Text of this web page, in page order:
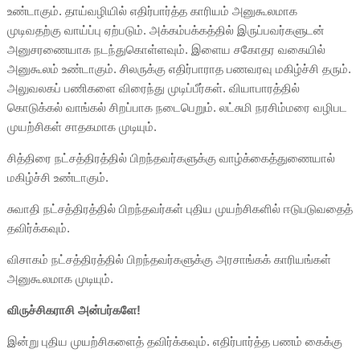
உண்டாகும். தாய்வழியில் எதிர்பார்த்த காரியம் அனுகூலமாக
முடிவதற்கு வாய்ப்பு ஏற்படும். அக்கம்பக்கத்தில் இருப்பவர்களுடன்
அனுசரணையாக நடந்துகொள்ளவும். இளைய சகோதர வகையில்
அனுகூலம் உண்டாகும். சிலருக்கு எதிர்பாராத பணவரவு மகிழ்ச்சி தரும்.
அலுவலகப் பணிகளை விரைந்து முடிப்பீர்கள். வியாபாரத்தில்
கொடுக்கல் வாங்கல் சிறப்பாக நடைபெறும். லட்சுமி நரசிம்மரை வழிபட
முயற்சிகள் சாதகமாக முடியும்.
சித்திரை நட்சத்திரத்தில் பிறந்தவர்களுக்கு வாழ்க்கைத்துணையால்
மகிழ்ச்சி உண்டாகும்.
சுவாதி நட்சத்திரத்தில் பிறந்தவர்கள் புதிய முயற்சிகளில் ஈடுபடுவதைத்
தவிர்க்கவும்.
விசாகம் நட்சத்திரத்தில் பிறந்தவர்களுக்கு அரசாங்கக் காரியங்கள்
அனுகூலமாக முடியும்.
விருச்சிகராசி அன்பர்களே!
இன்று புதிய முயற்சிகளைத் தவிர்க்கவும். எதிர்பார்த்த பணம் கைக்கு